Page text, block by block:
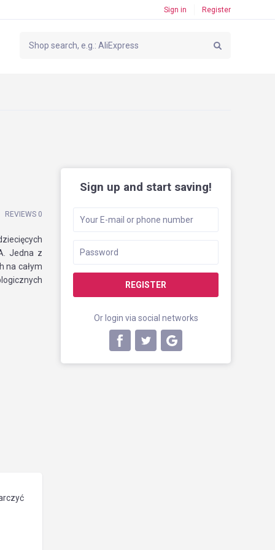
Sign in Register
Sign up and start saving!
REGISTER
Or login via social networks
REVIEWS 0
Jedna z
na całym